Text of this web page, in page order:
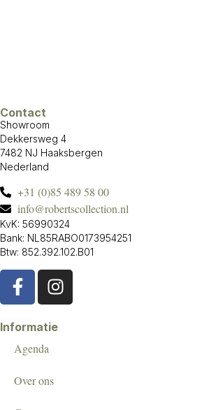
Contact
Showroom
Dekkersweg 4
7482 NJ Haaksbergen
Nederland
+31 (0)85 489 58 00
info@robertscollection.nl
KvK: 56990324
Bank: NL85RABO0173954251
Btw: 852.392.102.B01
Informatie
Agenda
Over ons